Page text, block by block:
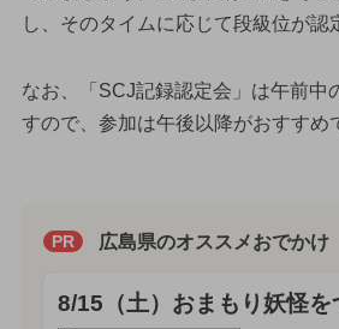
し、そのタイムに応じて段級位が認
なお、「SCJ記録認定会」は午前中
すので、参加は午後以降がおすすめ
PR 広島県のオススメおでかけ
8/15（土）おまもり妖怪を